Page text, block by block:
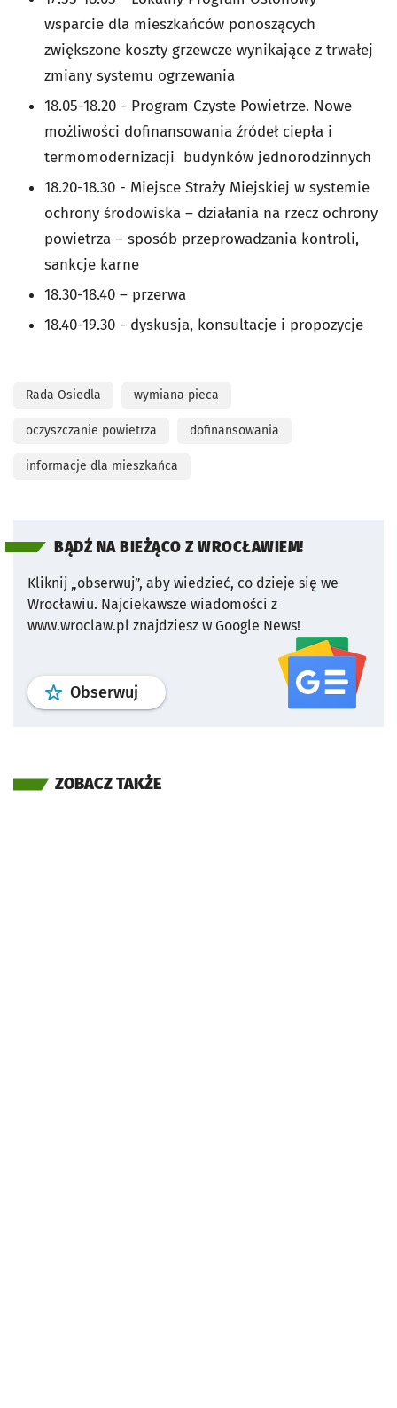
wsparcie dla mieszkańców ponoszących
zwiększone koszty grzewcze wynikające z trwałej
zmiany systemu ogrzewania
18.05-18.20 - Program Czyste Powietrze. Nowe
możliwości dofinansowania źródeł ciepła i
termomodernizacji budynków jednorodzinnych
18.20-18.30 - Miejsce Straży Miejskiej w systemie
ochrony środowiska – działania na rzecz ochrony
powietrza – sposób przeprowadzania kontroli,
sankcje karne
18.30-18.40 – przerwa
18.40-19.30 - dyskusja, konsultacje i propozycje
Rada Osiedla wymiana pieca
oczyszczanie powietrza dofinansowania
informacje dla mieszkańca
BĄDŹ NA BIEŻĄCO Z WROCŁAWIEM!
Kliknij „obserwuj”, aby wiedzieć, co dzieje się we
Wrocławiu. Najciekawsze wiadomości z
www.wroclaw.pl znajdziesz w Google News!
Obserwuj profil serwisu
ZOBACZ TAKŻE